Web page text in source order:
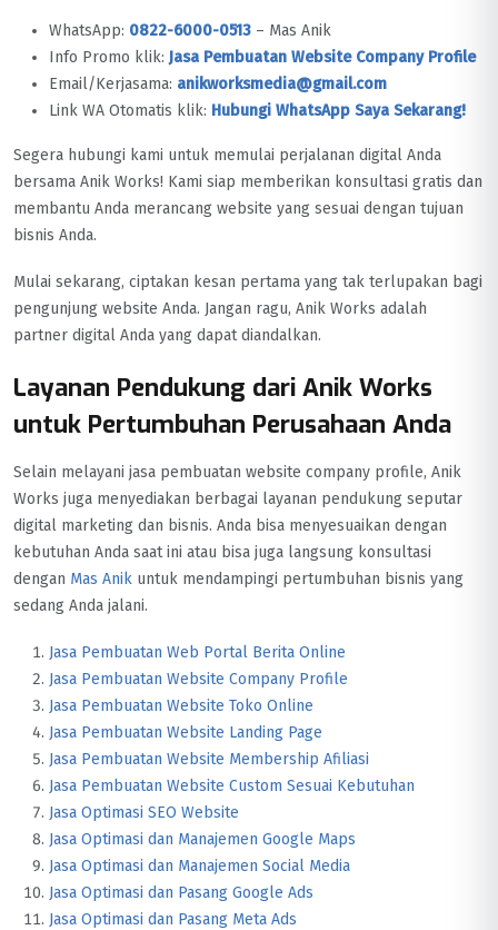
WhatsApp: 0822-6000-0513 – Mas Anik
Info Promo klik: Jasa Pembuatan Website Company Profile
Email/Kerjasama: anikworksmedia@gmail.com
Link WA Otomatis klik: Hubungi WhatsApp Saya Sekarang!
Segera hubungi kami untuk memulai perjalanan digital Anda
bersama Anik Works! Kami siap memberikan konsultasi gratis dan
membantu Anda merancang website yang sesuai dengan tujuan
bisnis Anda.
Mulai sekarang, ciptakan kesan pertama yang tak terlupakan bagi
pengunjung website Anda. Jangan ragu, Anik Works adalah
partner digital Anda yang dapat diandalkan.
Layanan Pendukung dari Anik Works
untuk Pertumbuhan Perusahaan Anda
Selain melayani jasa pembuatan website company profile, Anik
Works juga menyediakan berbagai layanan pendukung seputar
digital marketing dan bisnis. Anda bisa menyesuaikan dengan
kebutuhan Anda saat ini atau bisa juga langsung konsultasi
dengan Mas Anik untuk mendampingi pertumbuhan bisnis yang
sedang Anda jalani.
Jasa Pembuatan Web Portal Berita Online
Jasa Pembuatan Website Company Profile
Jasa Pembuatan Website Toko Online
Jasa Pembuatan Website Landing Page
Jasa Pembuatan Website Membership Afiliasi
Jasa Pembuatan Website Custom Sesuai Kebutuhan
Jasa Optimasi SEO Website
Jasa Optimasi dan Manajemen Google Maps
Jasa Optimasi dan Manajemen Social Media
Jasa Optimasi dan Pasang Google Ads
Jasa Optimasi dan Pasang Meta Ads